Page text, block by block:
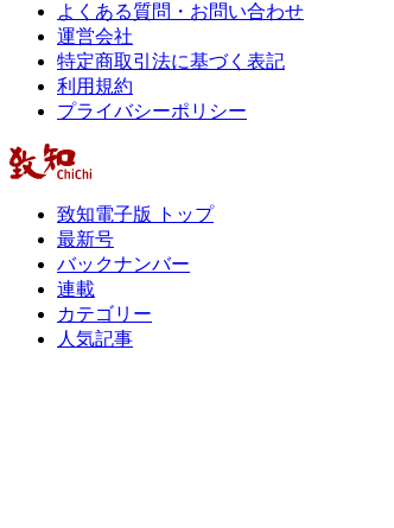
よくある質問・お問い合わせ
運営会社
特定商取引法に基づく表記
利用規約
プライバシーポリシー
致知電子版 トップ
最新号
バックナンバー
連載
カテゴリー
人気記事